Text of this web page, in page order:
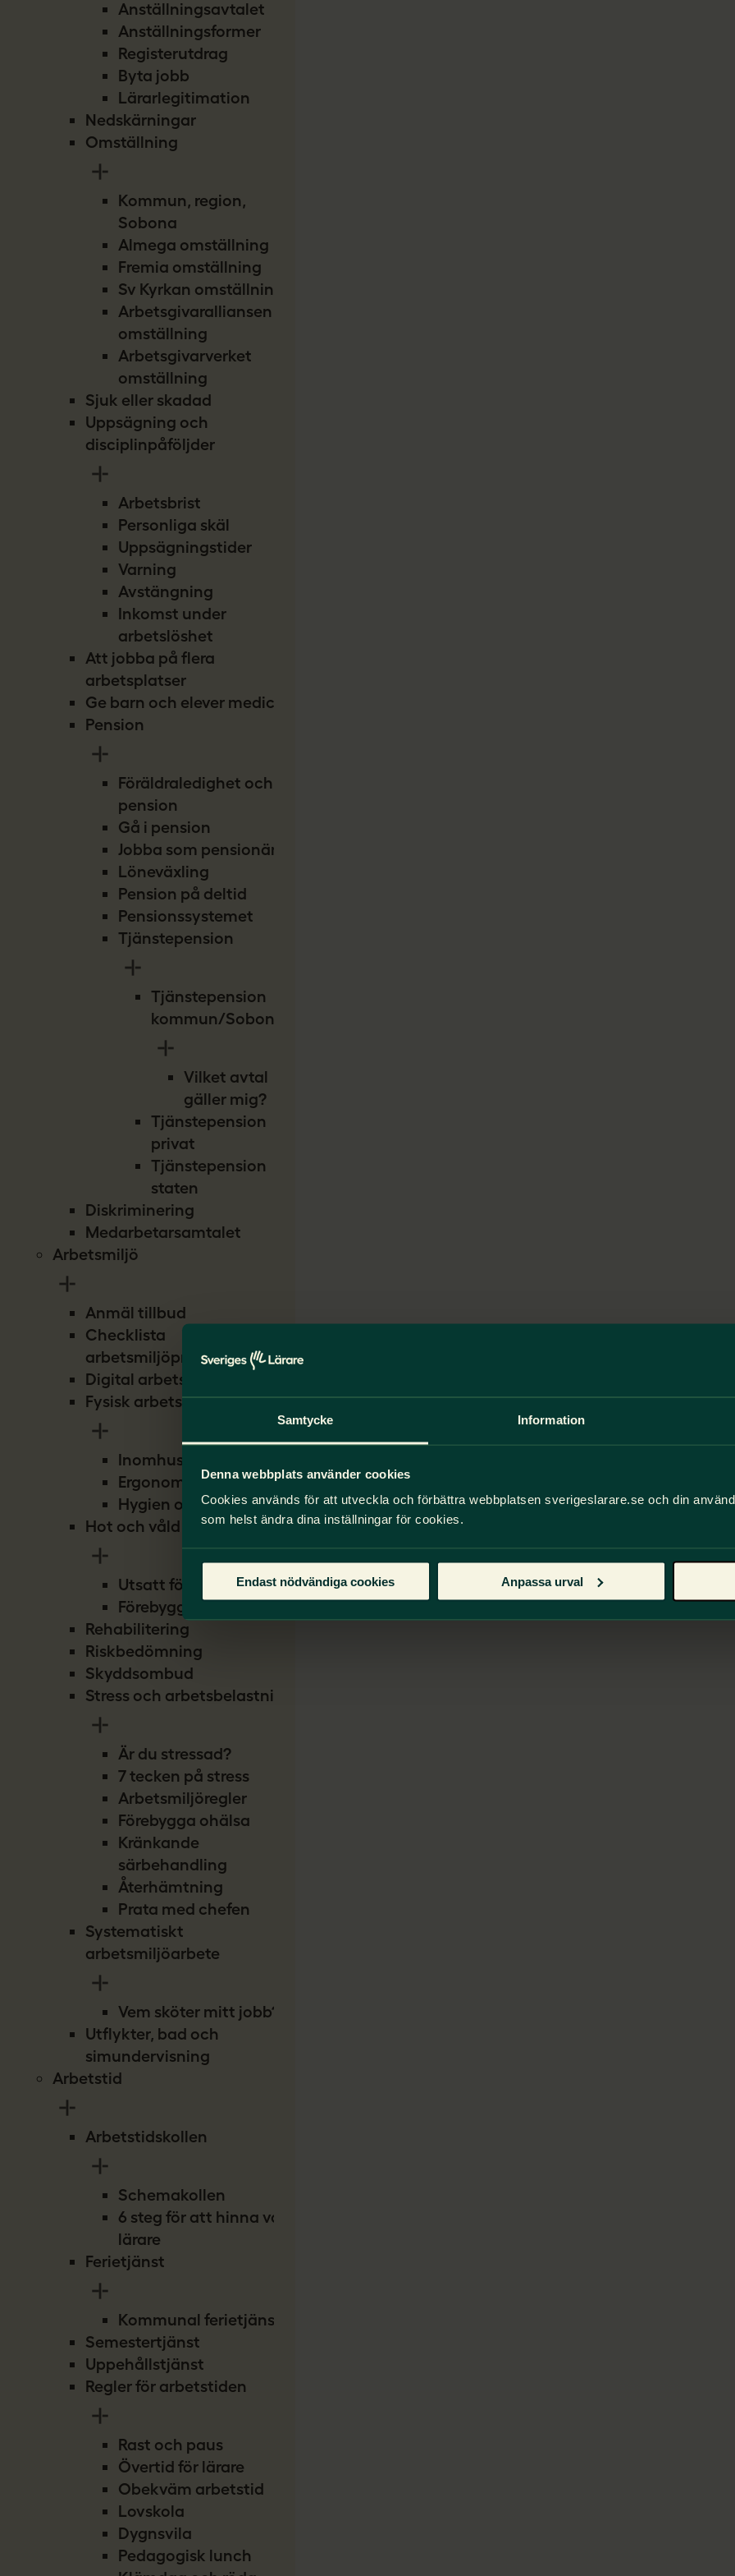
Samtycke Information
Denna webbplats använder cookies
Cookies används för att utveckla och förbättra webbplatsen sverigeslarare.se och din
som helst ändra dina inställningar för cookies.
Endast nödvändiga cookies Anpassa urval
Anställningsavtalet
Anställningsformer
Registerutdrag
Byta jobb
Lärarlegitimation
Nedskärningar
Omställning
Kommun, region,
Sobona
Almega omställning
Fremia omställning
Sv Kyrkan omställning
Arbetsgivaralliansen
omställning
Arbetsgivarverket
omställning
Sjuk eller skadad
Uppsägning och
disciplinpåföljder
Arbetsbrist
Personliga skäl
Uppsägningstider
Varning
Avstängning
Inkomst under
arbetslöshet
Att jobba på flera
arbetsplatser
Ge barn och elever medicin
Pension
Föräldraledighet och
pension
Gå i pension
Jobba som pensionär
Löneväxling
Pension på deltid
Pensionssystemet
Tjänstepension
Tjänstepension
kommun/Sobona
Vilket avtal
gäller mig?
Tjänstepension
privat
Tjänstepension
staten
Diskriminering
Medarbetarsamtalet
Arbetsmiljö
Anmäl tillbud
Checklista
arbetsmiljöproblem
Digital arbetsmiljö
Fysisk arbetsmiljö
Inomhusmiljö
Ergonomi
Hygien och smitta
Hot och våld
Utsatt för hot
Förebygg hot
Rehabilitering
Riskbedömning
Skyddsombud
Stress och arbetsbelastning
Är du stressad?
7 tecken på stress
Arbetsmiljöregler
Förebygga ohälsa
Kränkande
särbehandling
Återhämtning
Prata med chefen
Systematiskt
arbetsmiljöarbete
Vem sköter mitt jobb?
Utflykter, bad och
simundervisning
Arbetstid
Arbetstidskollen
Schemakollen
6 steg för att hinna vara
lärare
Ferietjänst
Kommunal ferietjänst
Semestertjänst
Uppehållstjänst
Regler för arbetstiden
Rast och paus
Övertid för lärare
Obekväm arbetstid
Lovskola
Dygnsvila
Pedagogisk lunch